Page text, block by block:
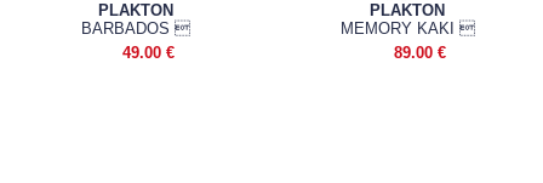
PLAKTON
BARBADOS 
49.00 €
PLAKTON
MEMORY KAKI 
89.00 €